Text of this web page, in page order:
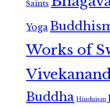
Saints
Yoga
Works of
Buddha Hinduism